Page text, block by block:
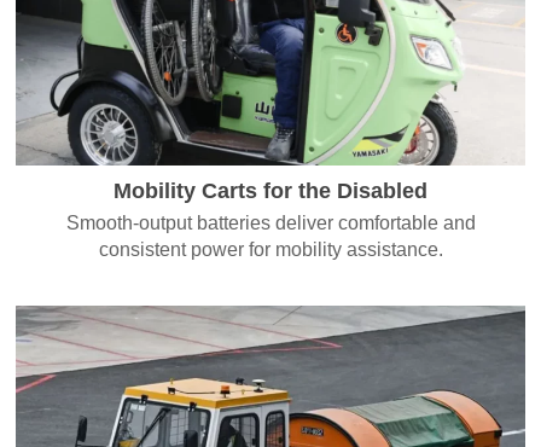
Mobility Carts for the Disabled
Smooth-output batteries deliver comfortable and
consistent power for mobility assistance.